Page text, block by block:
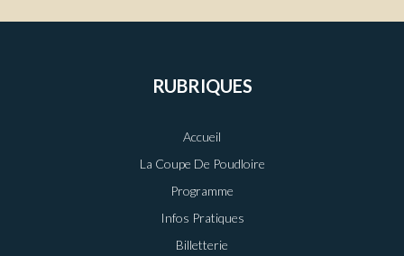
RUBRIQUES
Accueil
La Coupe De Poudloire
Programme
Infos Pratiques
Billetterie